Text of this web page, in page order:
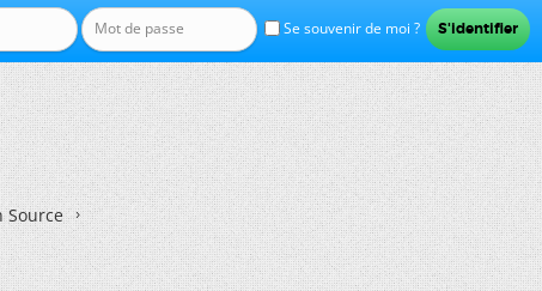
Se souvenir de moi ?
Source